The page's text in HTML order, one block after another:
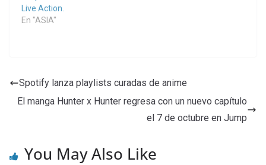
Live Action.
En "ASIA"
Spotify lanza playlists curadas de anime
El manga Hunter x Hunter regresa con un nuevo capítulo
el 7 de octubre en Jump
You May Also Like